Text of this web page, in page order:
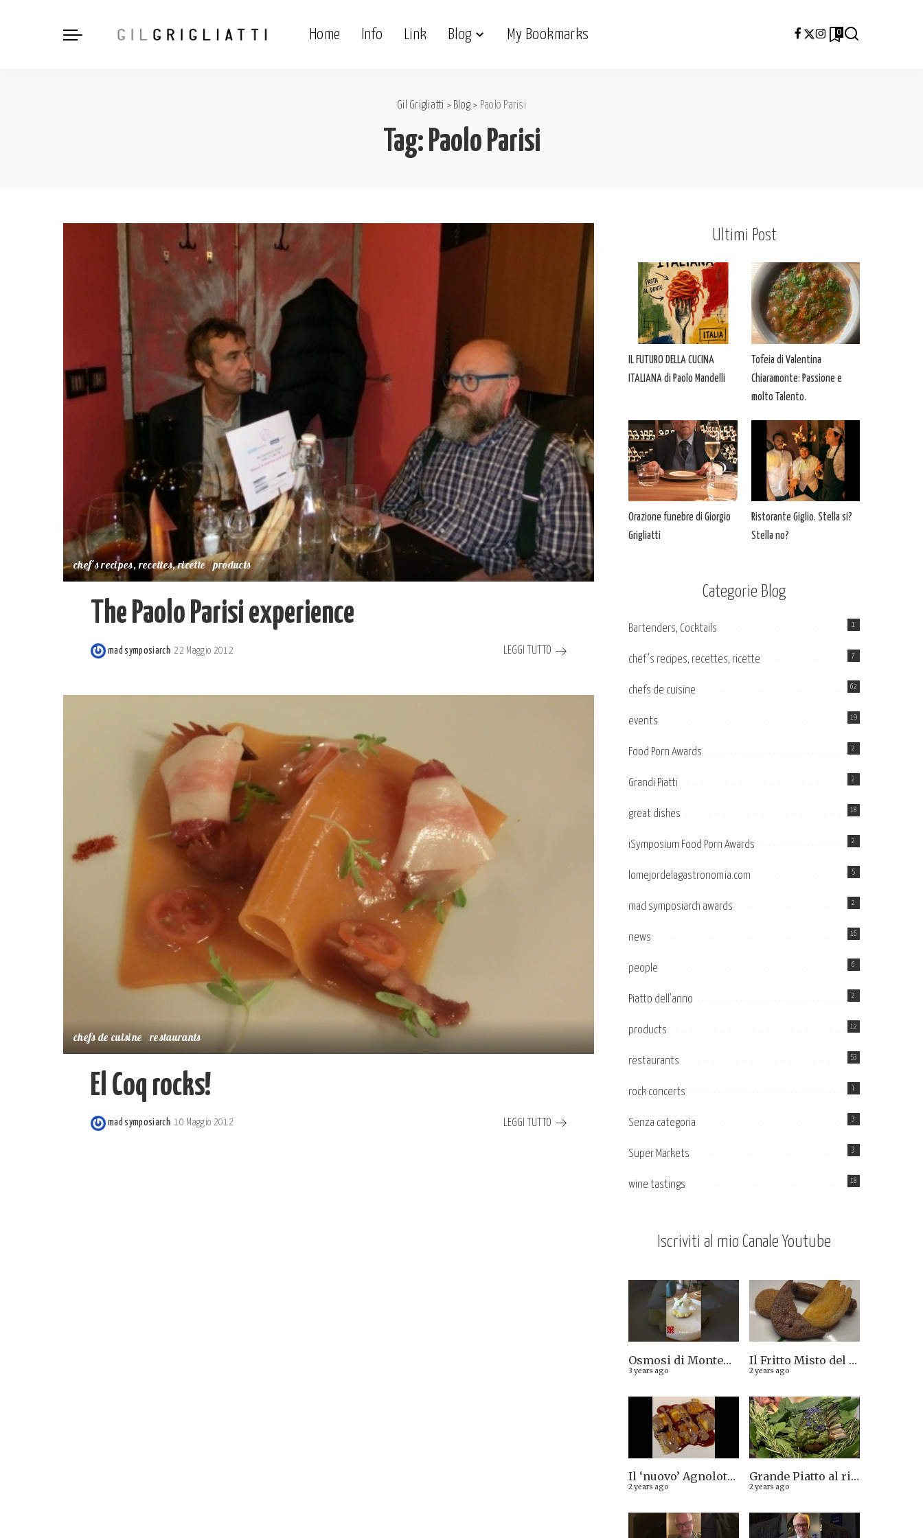
Home Info Link Blog My Bookmarks 0
Gil Grigliatti > Blog > Paolo Parisi
Tag: Paolo Parisi
chef's recipes, recettes, ricette products
The Paolo Parisi experience
Posted
mad symposiarch 22 Maggio 2012 LEGGI TUTTO
chefs de cuisine restaurants
El Coq rocks!
Posted
mad symposiarch 10 Maggio 2012 LEGGI TUTTO
Ultimi Post
IL FUTURO DELLA CUCINA
ITALIANA di Paolo Mandelli
Tofeia di Valentina
Chiaramonte: Passione e
molto Talento.
Orazione funebre di Giorgio
Grigliatti
Ristorante Giglio. Stella si?
Stella no?
Categorie Blog
Bartenders, Cocktails 1
chef's recipes, recettes, ricette 7
chefs de cuisine 62
events 19
Food Porn Awards 2
Grandi Piatti 2
great dishes 18
iSymposium Food Porn Awards 2
lomejordelagastronomia.com 5
mad symposiarch awards 2
news 16
people 6
Piatto dell’anno 2
products 12
restaurants 53
rock concerts 1
Senza categoria 3
Super Markets 3
wine tastings 18
Iscriviti al mio Canale Youtube
Osmosi di Montepulciano nuova stella Michelin. Avevamo visto lungo il 14.08.2023
3 years ago
Il Fritto Misto del Centro di Priocca
2 years ago
Il ‘nuovo’ Agnolotto di Torino del Mago Rabin
2 years ago
Grande Piatto al rist. Quintilio di Altare SV: Carrè di agnello in crosta di erbe aromatiche liguri
2 years ago